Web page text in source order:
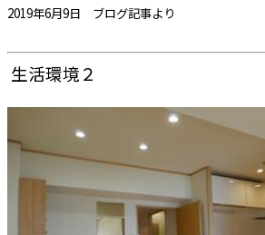
2019年6月9日 ブログ記事より
生活環境２